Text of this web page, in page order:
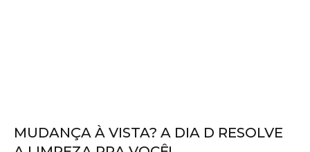
MUDANÇA À VISTA? A DIA D RESOLVE